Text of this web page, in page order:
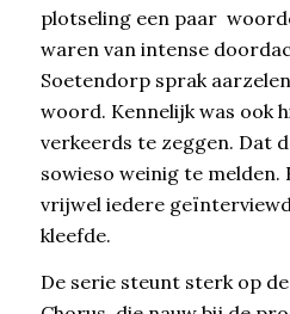
plotseling een paar
waren van intense
Soetendorp sprak
woord. Kennelijk was ook
verkeerds te zeggen. Dat
sowieso weinig te melden.
vrijwel iedere
kleefde.
De serie steunt sterk op